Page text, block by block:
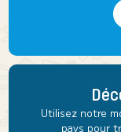
Utilisez notre
pays pour